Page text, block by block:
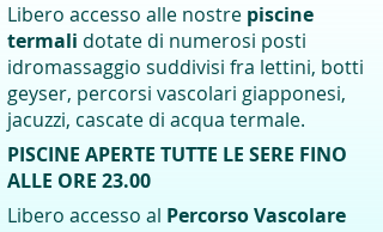
Libero accesso alle nostre piscine
termali dotate di numerosi posti
idromassaggio suddivisi fra lettini, botti
geyser, percorsi vascolari giapponesi,
jacuzzi, cascate di acqua termale.
PISCINE APERTE TUTTE LE SERE FINO
ALLE ORE 23.00
Libero accesso al Percorso Vascolare